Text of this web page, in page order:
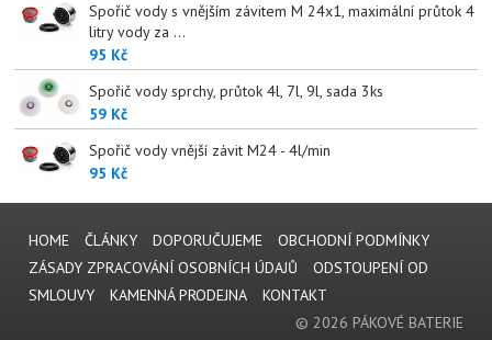
Spořič vody s vnějším závitem M 24x1, maximální průtok 4
litry vody za ...
95 Kč
Spořič vody sprchy, průtok 4l, 7l, 9l, sada 3ks
59 Kč
Spořič vody vnější závit M24 - 4l/min
95 Kč
HOME ČLÁNKY DOPORUČUJEME
OBCHODNÍ PODMÍNKY
ZÁSADY ZPRACOVÁNÍ OSOBNÍCH ÚDAJŮ
ODSTOUPENÍ OD
SMLOUVY
KAMENNÁ PRODEJNA
KONTAKT
© 2026 PÁKOVÉ BATERIE